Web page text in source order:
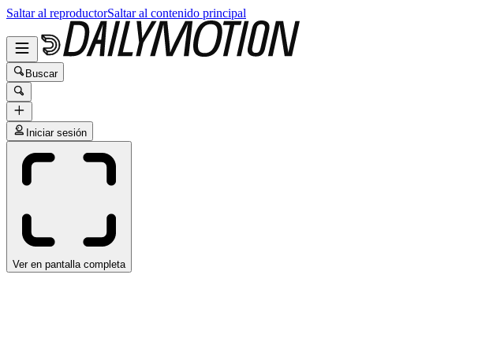
Saltar al reproductorSaltar al contenido principal
Buscar
Iniciar sesión
Ver en pantalla completa